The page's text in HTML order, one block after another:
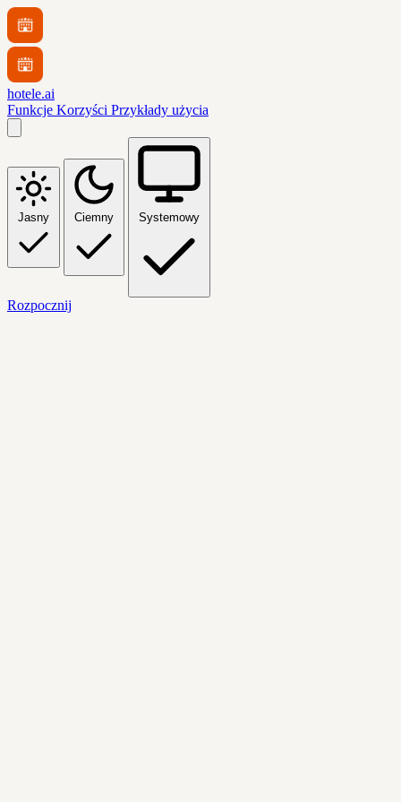
hotele.ai
Funkcje Korzyści Przykłady użycia
Jasny Ciemny Systemowy
Rozpocznij